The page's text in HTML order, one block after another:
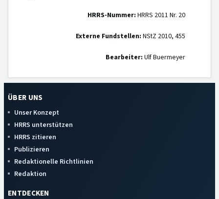
HRRS-Nummer: HRRS 2011 Nr. 20
Externe Fundstellen: NStZ 2010, 455
Bearbeiter: Ulf Buermeyer
ÜBER UNS
Unser Konzept
HRRS unterstützen
HRRS zitieren
Publizieren
Redaktionelle Richtlinien
Redaktion
ENTDECKEN